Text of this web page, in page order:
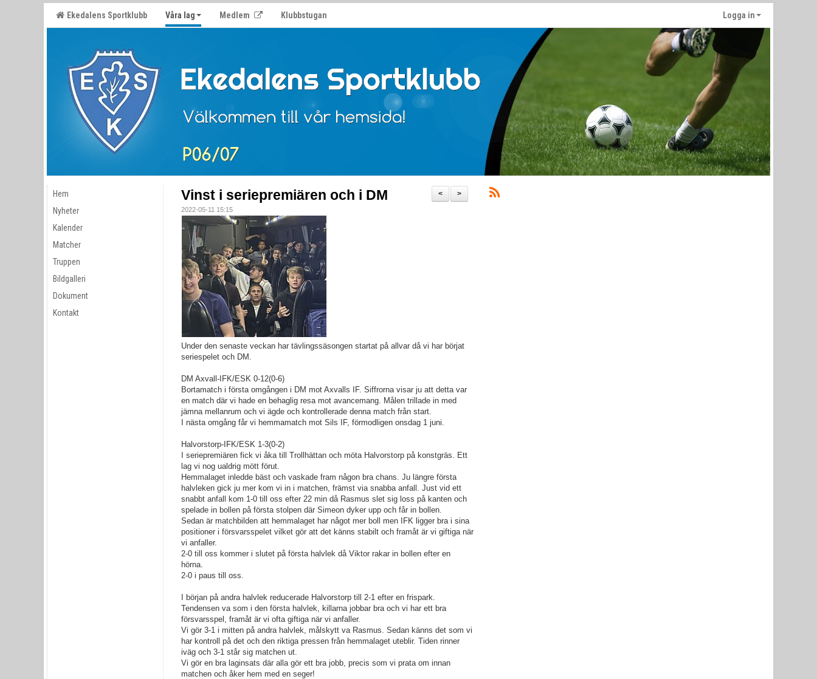
Ekedalens Sportklubb Våra lag Medlem Klubbstugan Logga in
Hem
Nyheter
Kalender
Matcher
Truppen
Bildgalleri
Dokument
Kontakt
>
<
Vinst i seriepremiären och i DM
2022-05-11 15:15
Under den senaste veckan har tävlingssäsongen startat på allvar då vi har börjat
seriespelet och DM.
DM Axvall-IFK/ESK 0-12(0-6)
Bortamatch i första omgången i DM mot Axvalls IF. Siffrorna visar ju att detta var
en match där vi hade en behaglig resa mot avancemang. Målen trillade in med
jämna mellanrum och vi ägde och kontrollerade denna match från start.
I nästa omgång får vi hemmamatch mot Sils IF, förmodligen onsdag 1 juni.
Halvorstorp-IFK/ESK 1-3(0-2)
I seriepremiären fick vi åka till Trollhättan och möta Halvorstorp på konstgräs. Ett
lag vi nog ualdrig mött förut.
Hemmalaget inledde bäst och vaskade fram någon bra chans. Ju längre första
halvleken gick ju mer kom vi in i matchen, främst via snabba anfall. Just vid ett
snabbt anfall kom 1-0 till oss efter 22 min då Rasmus slet sig loss på kanten och
spelade in bollen på första stolpen där Simeon dyker upp och får in bollen.
Sedan är matchbilden att hemmalaget har något mer boll men IFK ligger bra i sina
positioner i försvarsspelet vilket gör att det känns stabilt och framåt är vi giftiga när
vi anfaller.
2-0 till oss kommer i slutet på första halvlek då Viktor rakar in bollen efter en
hörna.
2-0 i paus till oss.
I början på andra halvlek reducerade Halvorstorp till 2-1 efter en frispark.
Tendensen va som i den första halvlek, killarna jobbar bra och vi har ett bra
försvarsspel, framåt är vi ofta giftiga när vi anfaller.
Vi gör 3-1 i mitten på andra halvlek, målskytt va Rasmus. Sedan känns det som vi
har kontroll på det och den riktiga pressen från hemmalaget uteblir. Tiden rinner
iväg och 3-1 står sig matchen ut.
Vi gör en bra laginsats där alla gör ett bra jobb, precis som vi prata om innan
matchen och åker hem med en seger!